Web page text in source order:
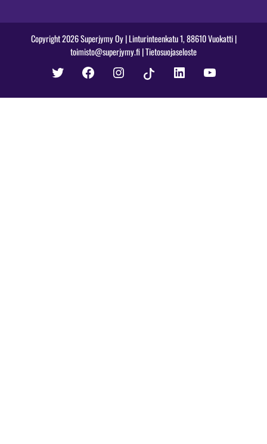
Copyright 2026 Superjymy Oy | Linturinteenkatu 1, 88610 Vuokatti |
toimisto@superjymy.fi|Tietosuojaseloste